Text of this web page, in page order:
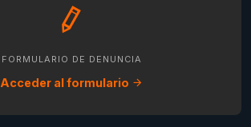
FORMULARIO DE DENUNCIA
Acceder al formulario